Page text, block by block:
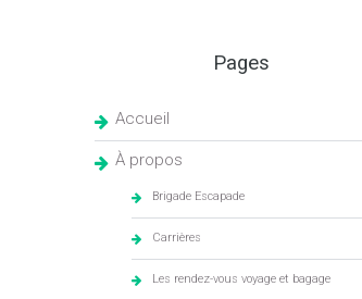
Pages
Accueil
À propos
Brigade Escapade
Carrières
Les rendez-vous voyage et bagage